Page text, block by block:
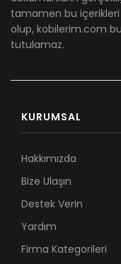
tamamen bu içerikleri
olup, kobilerim.com
tutulamaz.
KURUMSAL
Hakkımızda
Bize Ulaşın
Destek Verin
Yardım
Firma Kategorileri